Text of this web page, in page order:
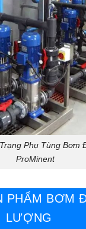
Phụ Tùng Bơm
ProMinent
PHẨM BƠM
LƯỢNG